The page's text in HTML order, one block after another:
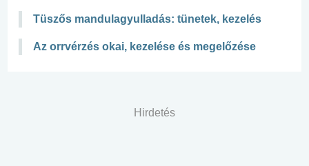
Tüszős mandulagyulladás: tünetek, kezelés
Az orrvérzés okai, kezelése és megelőzése
Hirdetés